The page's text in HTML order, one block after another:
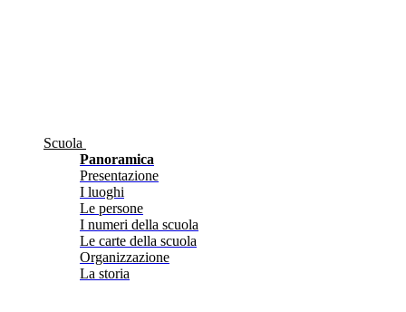
Scuola
Panoramica
Presentazione
I luoghi
Le persone
I numeri della scuola
Le carte della scuola
Organizzazione
La storia